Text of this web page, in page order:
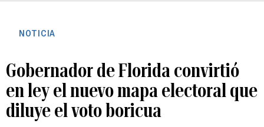
NOTICIA
Gobernador de Florida convirtió
en ley el nuevo mapa electoral que
diluye el voto boricua